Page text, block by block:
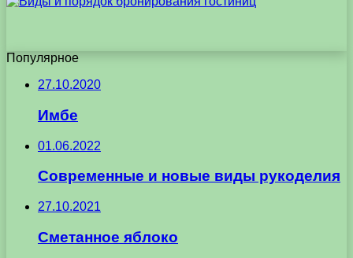
Популярное
27.10.2020
Имбе
01.06.2022
Современные и новые виды рукоделия
27.10.2021
Сметанное яблоко